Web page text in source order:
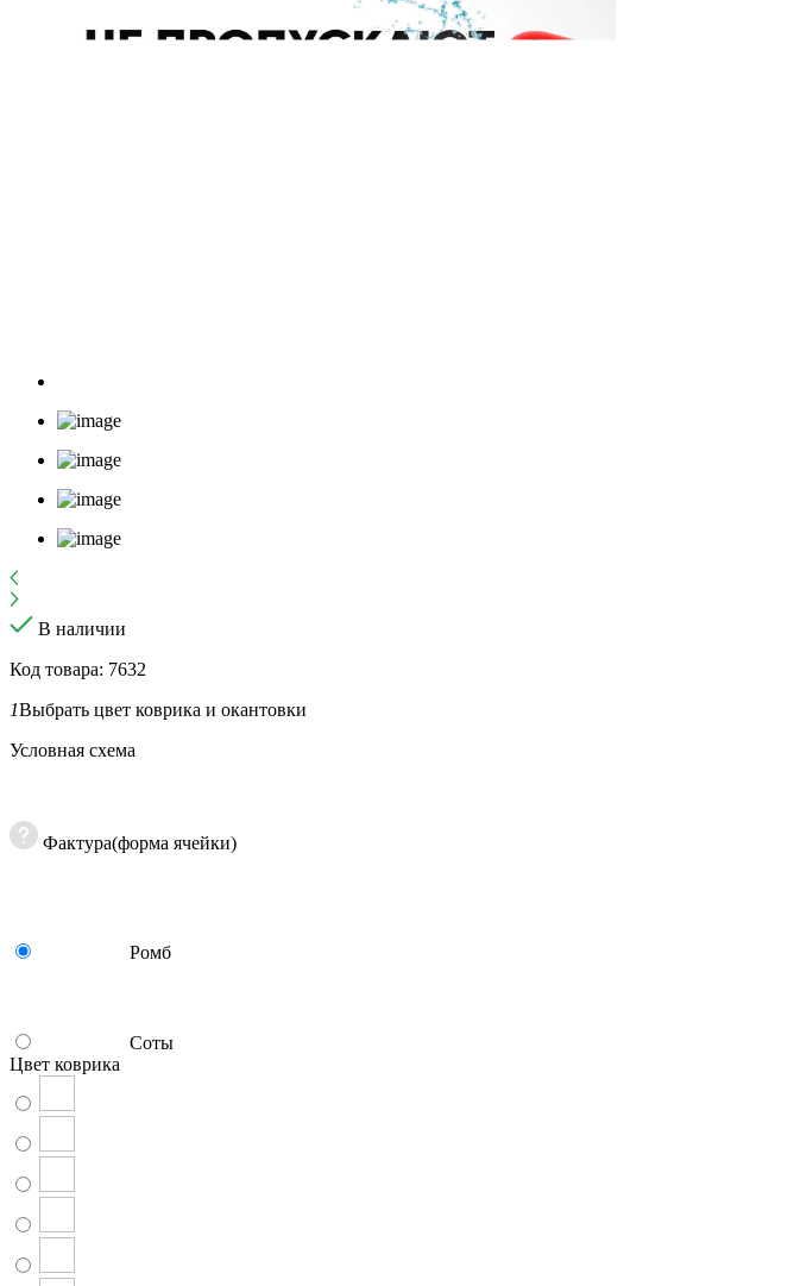
В наличии
Код товара: 7632
1Выбрать цвет коврика и окантовки
Условная схема
Фактура(форма ячейки)
Ромб
Соты
Цвет коврика